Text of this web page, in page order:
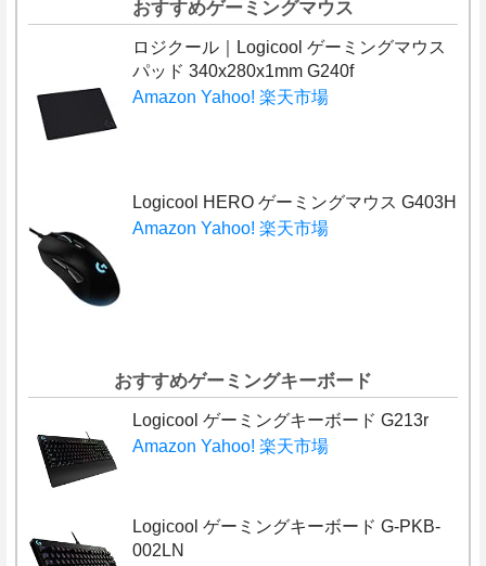
おすすめゲーミングマウス
ロジクール｜Logicool ゲーミングマウス
パッド 340x280x1mm G240f
Amazon Yahoo! 楽天市場
Logicool HERO ゲーミングマウス G403H
Amazon Yahoo! 楽天市場
おすすめゲーミングキーボード
Logicool ゲーミングキーボード G213r
Amazon Yahoo! 楽天市場
Logicool ゲーミングキーボード G-PKB-
002LN